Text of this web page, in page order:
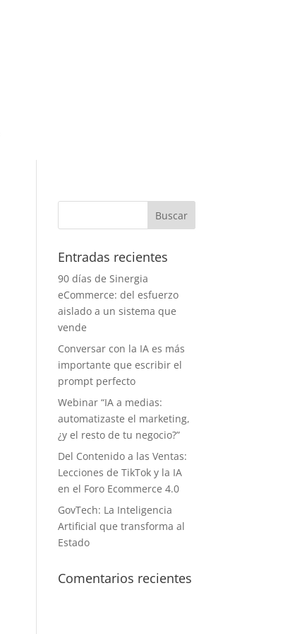
Entradas recientes
90 días de Sinergia
eCommerce: del esfuerzo
aislado a un sistema que
vende
Conversar con la IA es más
importante que escribir el
prompt perfecto
Webinar “IA a medias:
automatizaste el marketing,
¿y el resto de tu negocio?”
Del Contenido a las Ventas:
Lecciones de TikTok y la IA
en el Foro Ecommerce 4.0
GovTech: La Inteligencia
Artificial que transforma al
Estado
Comentarios recientes